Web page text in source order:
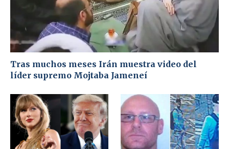
Tras muchos meses Irán muestra video del
líder supremo Mojtaba Jameneí